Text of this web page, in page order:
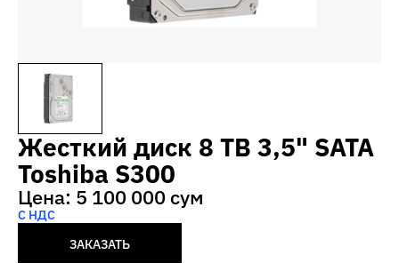
Жесткий диск 8 TB 3,5" SATA
Toshiba S300
Цена: 5 100 000 сум
С НДС
ЗАКАЗАТЬ